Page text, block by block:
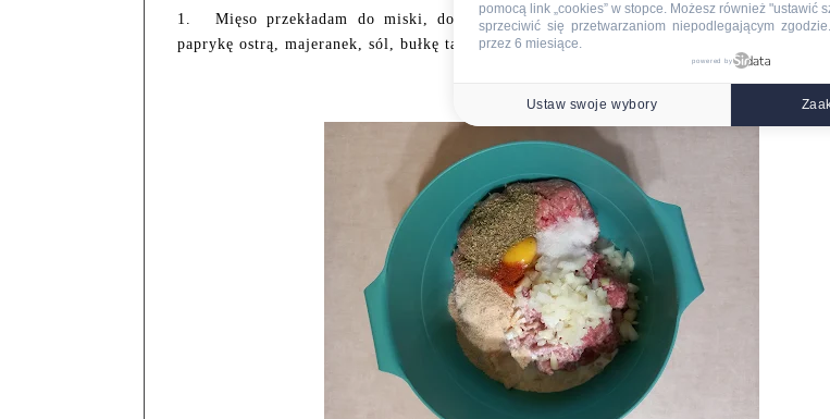
1.
Mięso przekładam do miski, dodaję obraną, drobno pokrojoną cebulę, wbijam
paprykę ostrą, majeranek, sól, bułkę tartą, wlewam śmietanę i wyrabiam masę mięsną.
pomocą link „cookies” w stopce. Możesz również "ustawić
sprzeciwić się przetwarzaniom niepodlegającym
przez 6 miesiące.
powered by
Ustaw swoje wybory